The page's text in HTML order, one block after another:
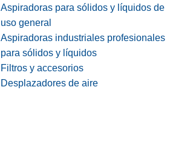
Aspiradoras para sólidos y líquidos de
uso general
Aspiradoras industriales profesionales
para sólidos y líquidos
Filtros y accesorios
Desplazadores de aire